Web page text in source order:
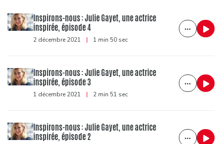
Inspirons-nous : Julie Gayet, une actrice
inspirée, épisode 4
2 décembre 2021 | 1 min 50 sec
Inspirons-nous : Julie Gayet, une actrice
inspirée, épisode 3
1 décembre 2021 | 2 min 51 sec
Inspirons-nous : Julie Gayet, une actrice
inspirée, épisode 2